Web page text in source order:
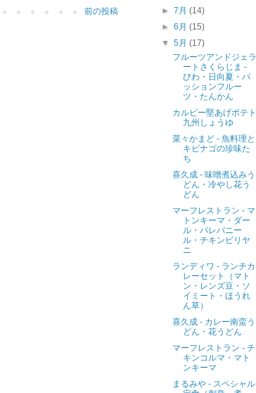
前の投稿
►7月(14)
►6月(15)
▼5月(17)
フルーツアンドジェラ
ートさくらじま -
びわ・日向夏・パ
ッションフルー
ツ・たんかん
カルビー堅あげポテト
九州しょうゆ
菜々かまど - 魚料理と
キビナゴの珍味た
ち
喜久成 - 味噌煮込みう
どん・冷やし花う
どん
マーフレストラン - マ
トンキーマ・ダー
ル・パレパニー
ル・チキンビリヤ
ニ
ランディワ - ランチカ
レーセット（マト
ン・レンズ豆・ソ
イミート・ほうれ
ん草）
喜久成 - カレー南蛮う
どん・花うどん
マーフレストラン - チ
キンコルマ・マト
ンキーマ
まるみや - スペシャル